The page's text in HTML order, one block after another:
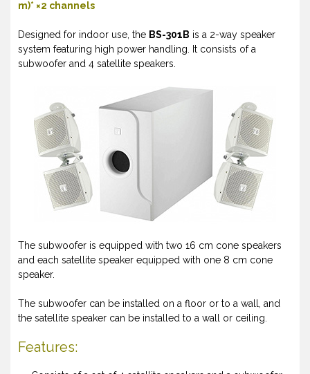
m)* ×2 channels
Designed for indoor use, the BS-301B is a 2-way speaker
system featuring high power handling. It consists of a
subwoofer and 4 satellite speakers.
The subwoofer is equipped with two 16 cm cone speakers
and each satellite speaker equipped with one 8 cm cone
speaker.
The subwoofer can be installed on a floor or to a wall, and
the satellite speaker can be installed to a wall or ceiling.
Features: